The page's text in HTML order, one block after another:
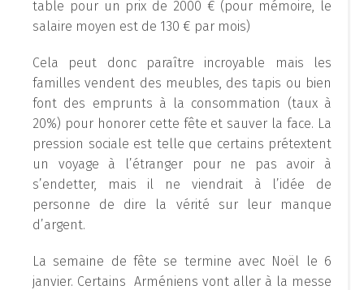
table pour un prix de 2000 € (pour mémoire, le
salaire moyen est de 130 € par mois)
Cela peut donc paraître incroyable mais les
familles vendent des meubles, des tapis ou bien
font des emprunts à la consommation (taux à
20%) pour honorer cette fête et sauver la face. La
pression sociale est telle que certains prétextent
un voyage à l’étranger pour ne pas avoir à
s’endetter, mais il ne viendrait à l’idée de
personne de dire la vérité sur leur manque
d’argent.
La semaine de fête se termine avec Noël le 6
janvier. Certains Arméniens vont aller à la messe